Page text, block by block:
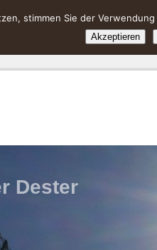
Dester
stimmen Sie der
Akzeptieren